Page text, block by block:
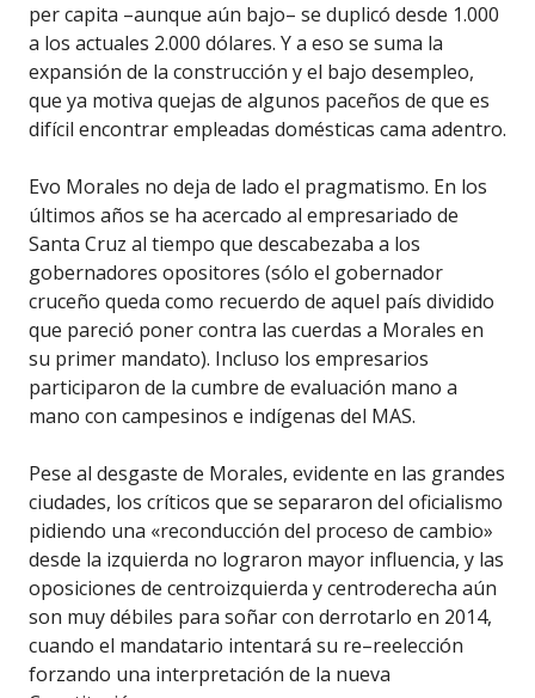
per capita –aunque aún bajo– se duplicó desde 1.000
a los actuales 2.000 dólares. Y a eso se suma la
expansión de la construcción y el bajo desempleo,
que ya motiva quejas de algunos paceños de que es
difícil encontrar empleadas domésticas cama adentro.
Evo Morales no deja de lado el pragmatismo. En los
últimos años se ha acercado al empresariado de
Santa Cruz al tiempo que descabezaba a los
gobernadores opositores (sólo el gobernador
cruceño queda como recuerdo de aquel país dividido
que pareció poner contra las cuerdas a Morales en
su primer mandato). Incluso los empresarios
participaron de la cumbre de evaluación mano a
mano con campesinos e indígenas del MAS.
Pese al desgaste de Morales, evidente en las grandes
ciudades, los críticos que se separaron del oficialismo
pidiendo una «reconducción del proceso de cambio»
desde la izquierda no lograron mayor influencia, y las
oposiciones de centroizquierda y centroderecha aún
son muy débiles para soñar con derrotarlo en 2014,
cuando el mandatario intentará su re–reelección
forzando una interpretación de la nueva